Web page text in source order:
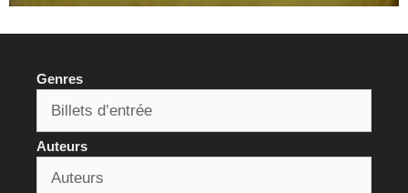
Genres
Auteurs